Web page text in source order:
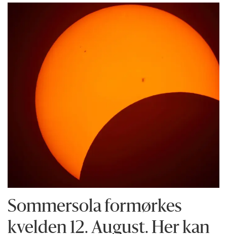
Sommersola formørkes
kvelden 12. August. Her kan